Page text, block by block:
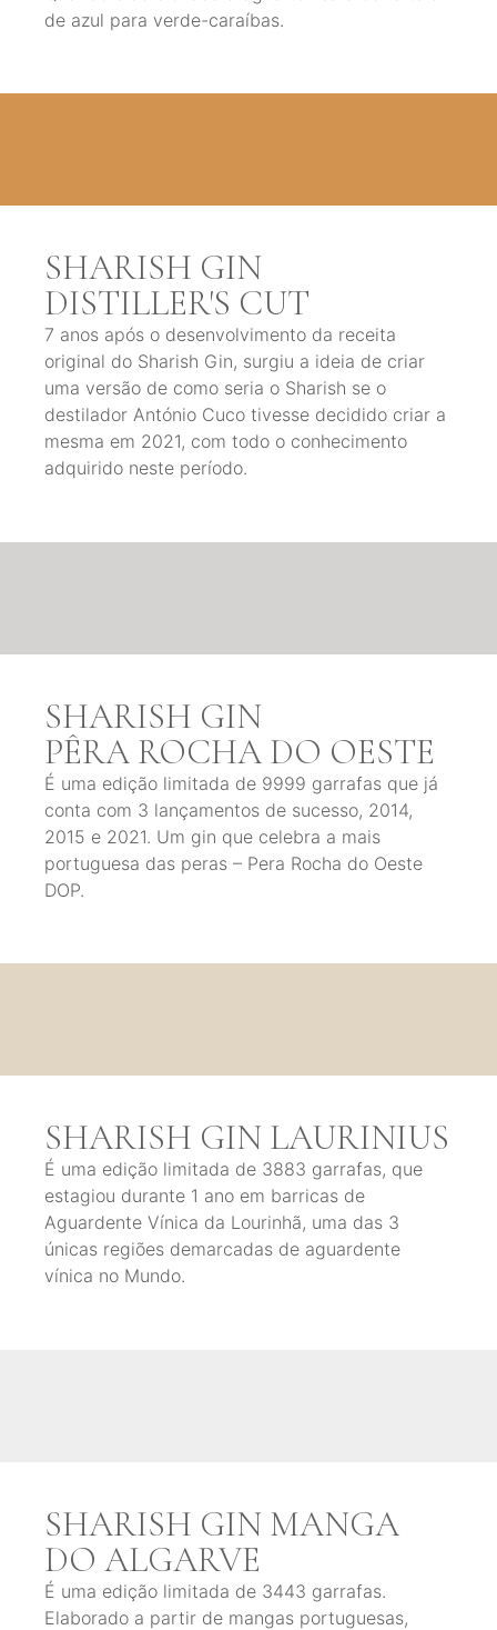
de azul para verde-caraíbas.
SHARISH GIN
DISTILLER'S CUT
7 anos após o desenvolvimento da receita
original do Sharish Gin, surgiu a ideia de criar
uma versão de como seria o Sharish se o
destilador António Cuco tivesse decidido criar a
mesma em 2021, com todo o conhecimento
adquirido neste período.
SHARISH GIN
PÊRA ROCHA DO OESTE
É uma edição limitada de 9999 garrafas que já
conta com 3 lançamentos de sucesso, 2014,
2015 e 2021. Um gin que celebra a mais
portuguesa das peras – Pera Rocha do Oeste
DOP.
SHARISH GIN LAURINIUS
É uma edição limitada de 3883 garrafas, que
estagiou durante 1 ano em barricas de
Aguardente Vínica da Lourinhã, uma das 3
únicas regiões demarcadas de aguardente
vínica no Mundo.
SHARISH GIN MANGA
DO ALGARVE
É uma edição limitada de 3443 garrafas.
Elaborado a partir de mangas portuguesas,